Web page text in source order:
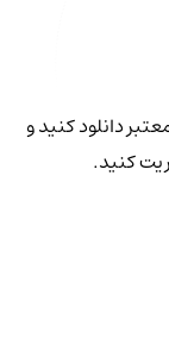
دانلود کنید و
کنید.